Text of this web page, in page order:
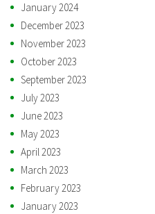
January 2024
December 2023
November 2023
October 2023
September 2023
July 2023
June 2023
May 2023
April 2023
March 2023
February 2023
January 2023